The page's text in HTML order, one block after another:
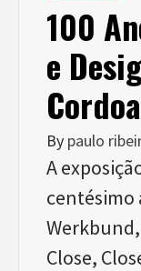
100
e
By paulo
A
centésimo
Close,